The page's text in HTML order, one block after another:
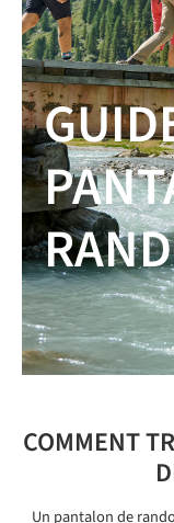
COMMENT
Un pantalon de